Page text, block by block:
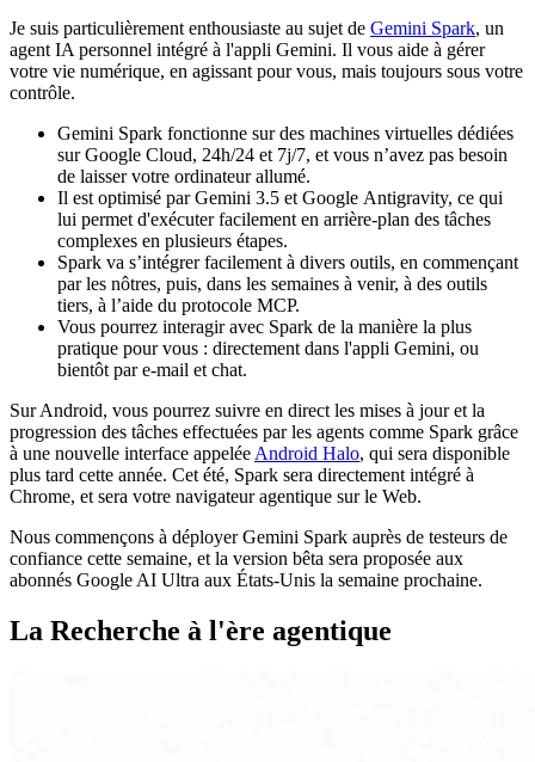
Je suis particulièrement enthousiaste au sujet de Gemini Spark, un
agent IA personnel intégré à l'appli Gemini. Il vous aide à gérer
votre vie numérique, en agissant pour vous, mais toujours sous votre
contrôle.
Gemini Spark fonctionne sur des machines virtuelles dédiées
sur Google Cloud, 24h/24 et 7j/7, et vous n’avez pas besoin
de laisser votre ordinateur allumé.
Il est optimisé par Gemini 3.5 et Google Antigravity, ce qui
lui permet d'exécuter facilement en arrière-plan des tâches
complexes en plusieurs étapes.
Spark va s’intégrer facilement à divers outils, en commençant
par les nôtres, puis, dans les semaines à venir, à des outils
tiers, à l’aide du protocole MCP.
Vous pourrez interagir avec Spark de la manière la plus
pratique pour vous : directement dans l'appli Gemini, ou
bientôt par e-mail et chat.
Sur Android, vous pourrez suivre en direct les mises à jour et la
progression des tâches effectuées par les agents comme Spark grâce
à une nouvelle interface appelée Android Halo, qui sera disponible
plus tard cette année. Cet été, Spark sera directement intégré à
Chrome, et sera votre navigateur agentique sur le Web.
Nous commençons à déployer Gemini Spark auprès de testeurs de
confiance cette semaine, et la version bêta sera proposée aux
abonnés Google AI Ultra aux États-Unis la semaine prochaine.
La Recherche à l'ère agentique